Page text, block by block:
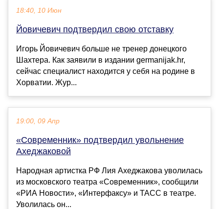
18:40, 10 Июн
Йовичевич подтвердил свою отставку
Игорь Йовичевич больше не тренер донецкого
Шахтера. Как заявили в издании germanijak.hr,
сейчас специалист находится у себя на родине в
Хорватии. Жур...
19:00, 09 Апр
«Современник» подтвердил увольнение
Ахеджаковой
Народная артистка РФ Лия Ахеджакова уволилась
из московского театра «Современник», сообщили
«РИА Новости», «Интерфаксу» и ТАСС в театре.
Уволилась он...